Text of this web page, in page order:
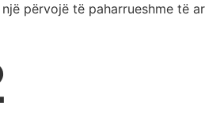
përvojë të paharrueshme të